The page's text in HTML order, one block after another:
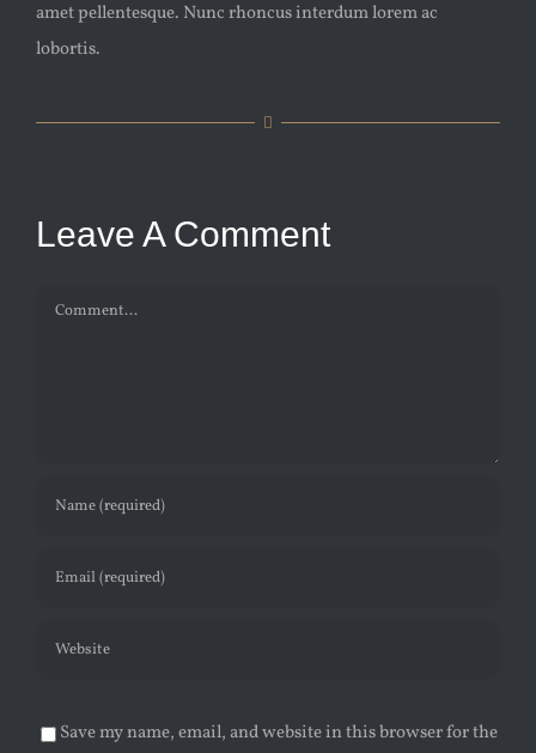
amet pellentesque. Nunc rhoncus interdum lorem ac
lobortis.
Leave A Comment
Comment
Save my name, email, and website in this browser for the